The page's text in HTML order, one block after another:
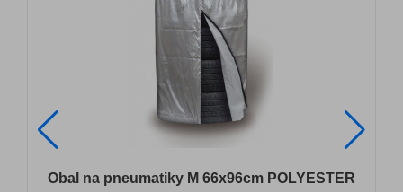
Obal na pneumatiky M 66x96cm POLYESTER